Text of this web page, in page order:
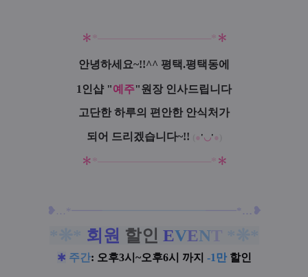
✽*───────────────* ✽
안녕하세요~!!^^ 평택.평택동에
1인샵 "예주"원장 인사드립니다
고단한 하루의 편안한 안식처가
되어 드리겠습니다~!! ● '◡' ●
✽*───────────────* ✽
❥ … *━━━━━━━━━━━━━━━━* … ❥
회원 할인 EVENT
✱ 주간: 오후3시~오후6시 까지 -1만할인